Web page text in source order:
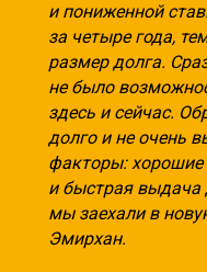
и пониженной
за четыре года,
размер долга.
не было
здесь и сейчас.
долго и не очень
факторы: хорошие
и быстрая выдача
мы заехали в
Эмирхан.